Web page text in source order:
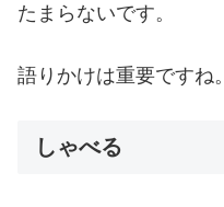
たまらないです。
語りかけは重要ですね。
しゃべる